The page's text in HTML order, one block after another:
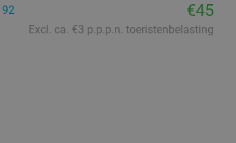
€45
Excl. ca. €3 p.p.p.n. toeristenbelasting